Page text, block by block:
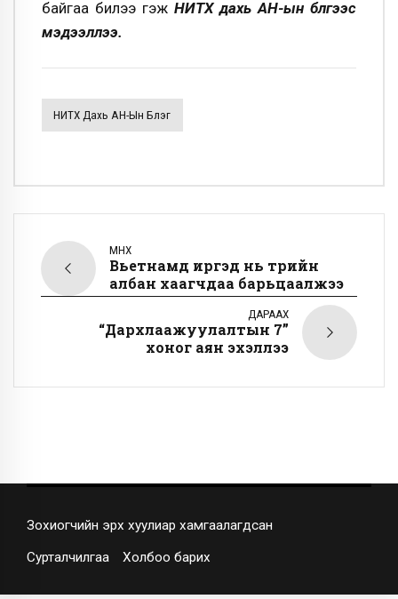
байгаа билээ гэж НИТХ дахь АН-ын бүлгээс
мэдээллээ.
НИТХ Дахь АН-Ын Бүлэг
ӨМНӨХ
Вьетнамд иргэд нь төрийн
албан хаагчдаа барьцаалжээ
ДАРААХ
“Дархлаажуулалтын 7”
хоног аян эхэллээ
Зохиогчийн эрх хуулиар хамгаалагдсан
Сурталчилгаа Холбоо барих